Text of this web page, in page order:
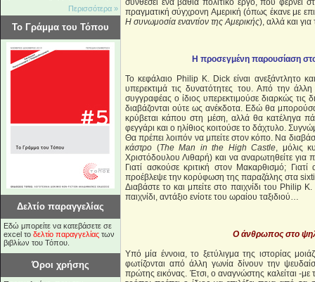
Περισσότερα »
Το Γράμμα του Τόπου
Δελτίο παραγγελίας
Εδώ μπορείτε να κατεβάσετε σε
excel το δελτίο παραγγελίας των
βιβλίων του Τόπου.
Όροι χρήσης
συνθέσει ένα βαθιά πολιτικό έργο, που φέρνει
πραγματική σύγχρονη Αμερική (όπως έκανε με
Η συνωμοσία εναντίον της Αμερικής), αλλά και
Η προσεγμένη παρουσίαση
Το κεφάλαιο Philip K. Dick είναι ανεξάντλητο
υπερεκτιμά τις δυνατότητες του. Από την
συγγραφέας ο ίδιος υπερεκτιμούσε διαρκώς τις
διαβάζονται ούτε ως ανέκδοτα. Εδώ θα
κρύβεται κάπου στη μέση, αλλά θα κατέληγα
φεγγάρι και ο ηλίθιος κοιτούσε το δάχτυλο.
Θα πρέπει λοιπόν να μπείτε στον κόπο. Να
κάστρο (The Man in the High Castle, μόλις
Χριστόδουλου Λιθαρή) και να αναρωτηθείτε για
Γιατί ασκούσε κριτική στον Μακαρθισμό;
προέβλεψε την κορύφωση της παραζάλης στα
Διαβάστε το και μπείτε στο παιχνίδι του Philip
παιχνίδι, αντάξιο ενίοτε του ωραίου ταξιδιού…
Ο άνθρωπος στο
Yπό μία έννοια, το ξετύλιγμα της ιστορίας
φωτίζονται από άλλη γωνία δίνουν την
πρώτης εικόνας. Έτσι, ο αναγνώστης καλείται -με